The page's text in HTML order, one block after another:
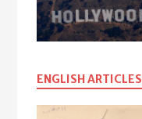
ENGLISH ARTICLES